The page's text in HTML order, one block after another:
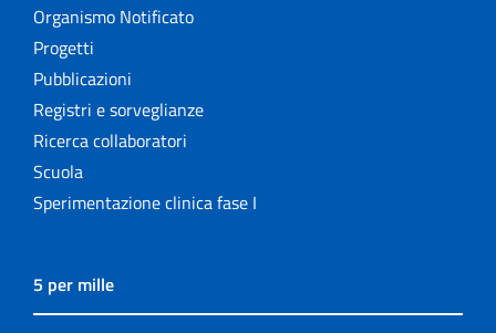
Organismo Notificato
Progetti
Pubblicazioni
Registri e sorveglianze
Ricerca collaboratori
Scuola
Sperimentazione clinica fase I
5 per mille